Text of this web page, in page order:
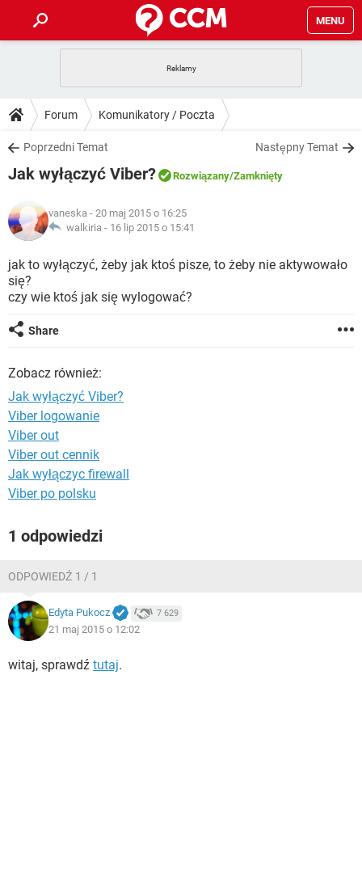
MENU
GRY WHATSAPP
SPOTIFY
INSTAGRAM FACEBOOK
PORADY
PlayStation TIKTOK
INSTAGRAM
WINDOWS 10
DO POBRANIA
ANDROID TIKTOK
IOS
INSTAGRAM FACEBOOK
WINDOWS 10
COVID-19
GRY
SPOTIFY NETFLIX
INSTAGRAM
WINDOWS 10
ARTYKUŁY
COVID-19
GRY
INSTAGRAM
WINDOWS 10
Forum Komunikatory / Poczta
Poprzedni Temat Następny Temat
Jak wyłączyć Viber? Rozwiązany/Zamknięty
vaneska - 20 maj 2015 o 16:25
walkiria - 16 lip 2015 o 15:41
jak to wyłączyć, żeby jak ktoś pisze, to żeby nie aktywowało
się?
czy wie ktoś jak się wylogować?
Share
Zobacz również:
Jak wyłączyć Viber?
Viber logowanie
Viber out
Viber out cennik
Jak wyłączyc firewall
Viber po polsku
1 odpowiedzi
ODPOWIEDŹ 1 / 1
Edyta Pukocz 7 629
21 maj 2015 o 12:02
witaj, sprawdź tutaj.